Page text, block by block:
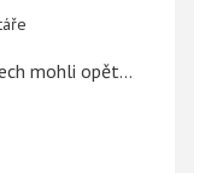
mohli opět…